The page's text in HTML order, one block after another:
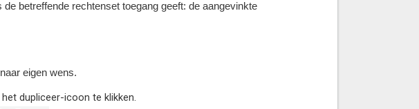
betreffende rechtenset toegang geeft: de aangevinkte
eigen wens.
dupliceer-icoon te klikken.